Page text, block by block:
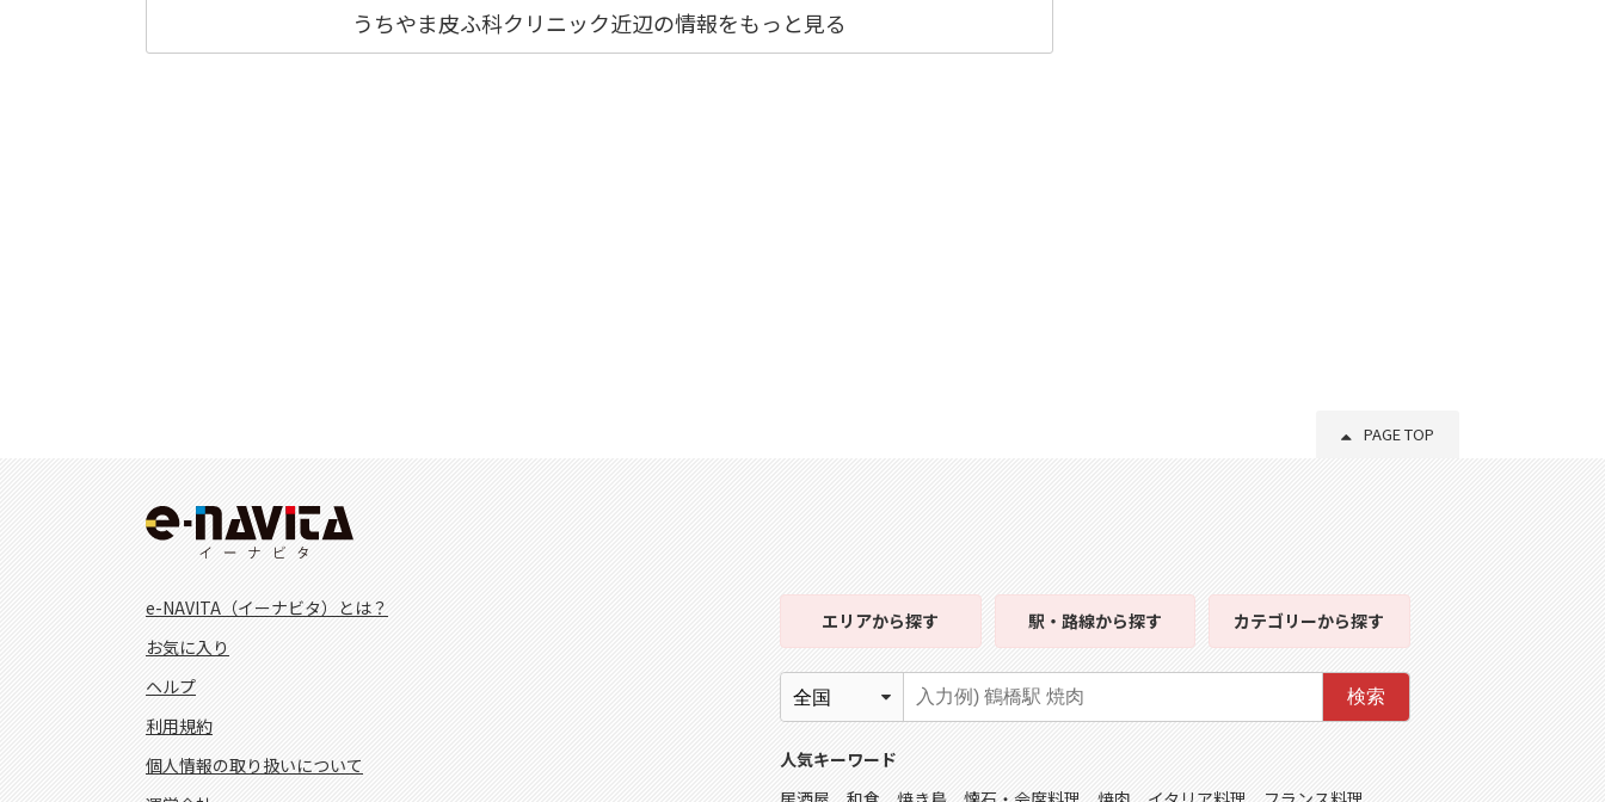
うちやま皮ふ科クリニック近辺の情報をもっと見る
PAGE TOP
e-NAVITA（イーナビタ）とは？
お気に入り
ヘルプ
利用規約
個人情報の取り扱いについて
エリアから探す 駅・路線から探す カテゴリーから探す
検索
人気キーワード